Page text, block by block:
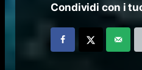
Condividi con i